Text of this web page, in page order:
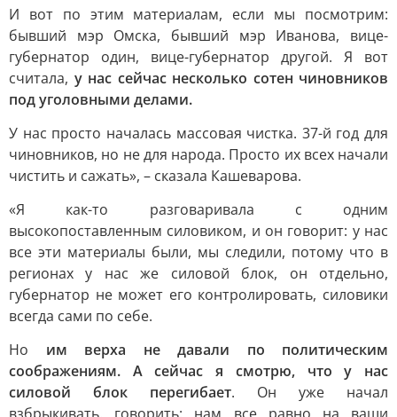
И вот по этим материалам, если мы посмотрим:
бывший мэр Омска, бывший мэр Иванова, вице-
губернатор один, вице-губернатор другой. Я вот
считала, у нас сейчас несколько сотен чиновников
под уголовными делами.
У нас просто началась массовая чистка. 37-й год для
чиновников, но не для народа. Просто их всех начали
чистить и сажать», – сказала Кашеварова.
«Я как-то разговаривала с одним
высокопоставленным силовиком, и он говорит: у нас
все эти материалы были, мы следили, потому что в
регионах у нас же силовой блок, он отдельно,
губернатор не может его контролировать, силовики
всегда сами по себе.
Но им верха не давали по политическим
соображениям. А сейчас я смотрю, что у нас
силовой блок перегибает. Он уже начал